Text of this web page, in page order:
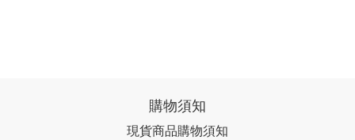
購物須知
現貨商品購物須知